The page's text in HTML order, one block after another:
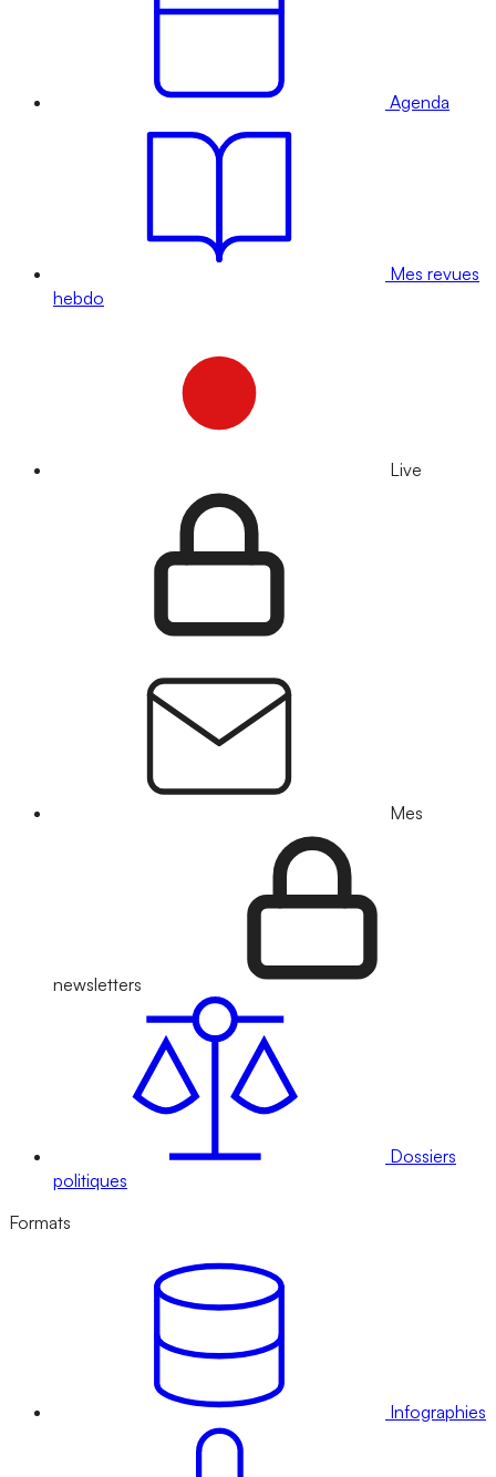
Agenda
Mes revues
hebdo
Live
Mes
newsletters
Dossiers
politiques
Formats
Infographies